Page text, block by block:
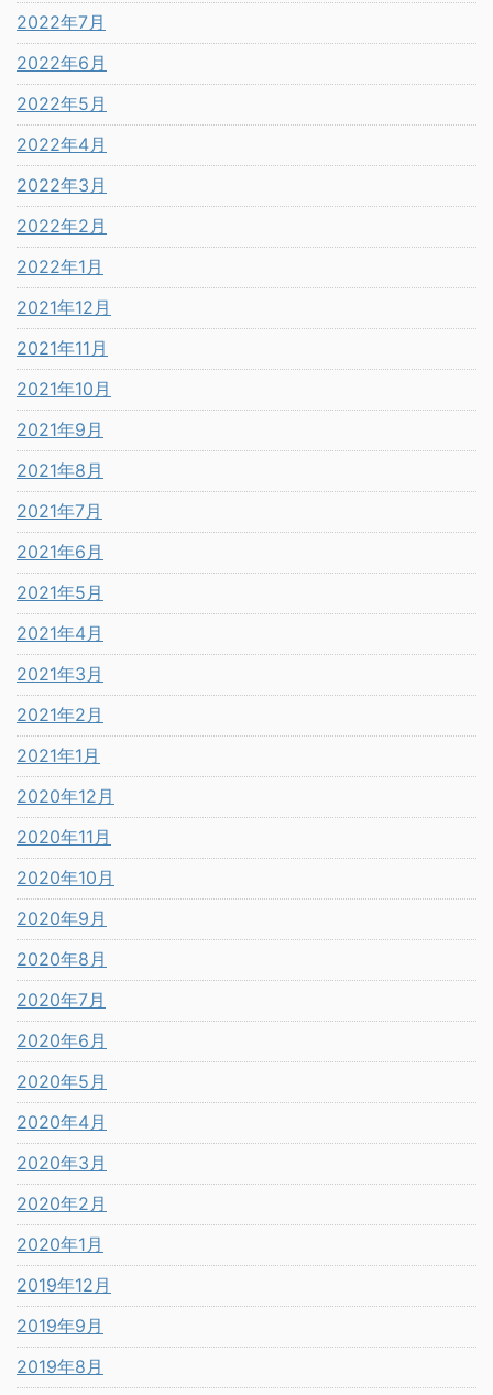
2022年7月
2022年6月
2022年5月
2022年4月
2022年3月
2022年2月
2022年1月
2021年12月
2021年11月
2021年10月
2021年9月
2021年8月
2021年7月
2021年6月
2021年5月
2021年4月
2021年3月
2021年2月
2021年1月
2020年12月
2020年11月
2020年10月
2020年9月
2020年8月
2020年7月
2020年6月
2020年5月
2020年4月
2020年3月
2020年2月
2020年1月
2019年12月
2019年9月
2019年8月